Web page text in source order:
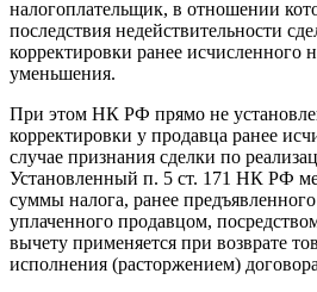
налогоплательщик, в отношении
последствия недействительности
корректировки ранее исчисленного
уменьшения.
При этом НК РФ прямо не
корректировки у продавца ранее
случае признания сделки по
Установленный п. 5 ст. 171 НК РФ
суммы налога, ранее
уплаченного продавцом,
вычету применяется при возврате
исполнения (расторжением)